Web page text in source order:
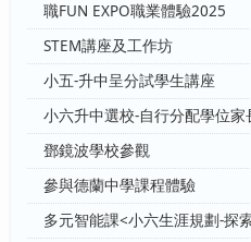
職FUN EXPO職業體驗2025
STEM講座及工作坊
小五-升中呈分試學生講座
小六升中選校-自行分配學位家
鄧鏡波學校參觀
參與德蘭中學課程體驗
多元智能課<小六生涯規劃-探